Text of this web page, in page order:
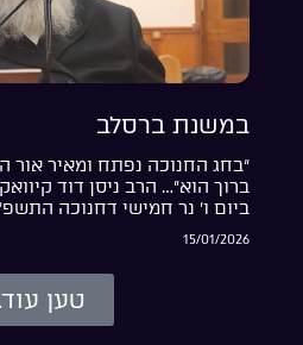
במשנת ברסלב
“בחג החנוכה נפתח ומאיר
ברוך הוא”… הרב ניסן דוד
ביום ו’ נר חמישי דחנוכה
15/01/2026
טען